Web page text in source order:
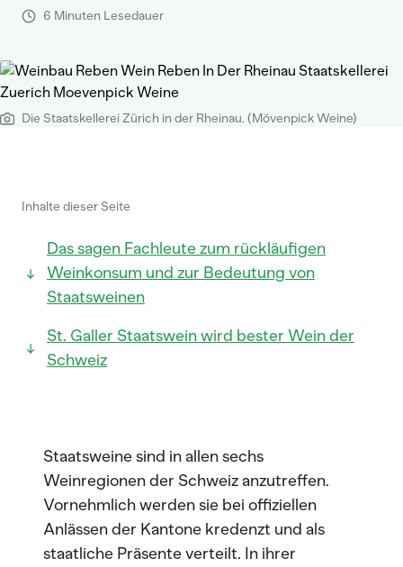
6 Minuten Lesedauer
Die Staatskellerei Zürich in der Rheinau. (Mövenpick Weine)
Inhalte dieser Seite
Das sagen Fachleute zum rückläufigen
Weinkonsum und zur Bedeutung von
Staatsweinen
St. Galler Staatswein wird bester Wein der
Schweiz
Staatsweine sind in allen sechs
Weinregionen der Schweiz anzutreffen.
Vornehmlich werden sie bei offiziellen
Anlässen der Kantone kredenzt und als
staatliche Präsente verteilt. In ihrer